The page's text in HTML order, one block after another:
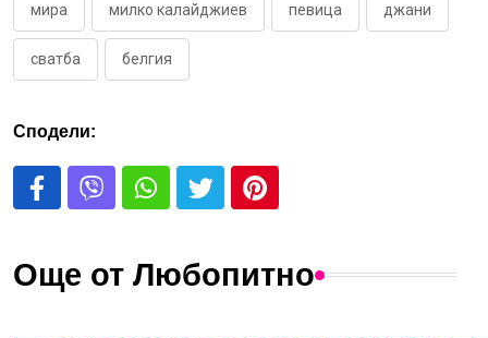
мира милко калайджиев певица джани
сватба белгия
Сподели:
Още от Любопитно